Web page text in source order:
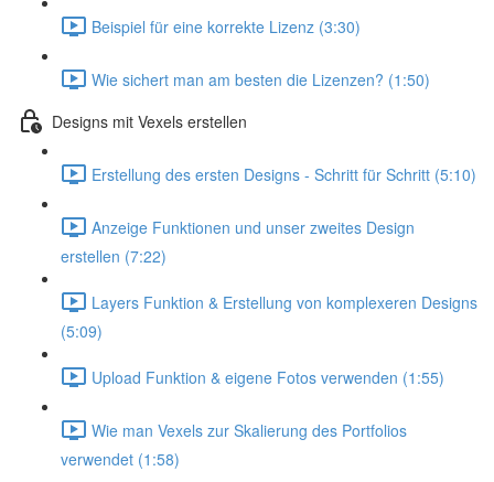
Beispiel für eine korrekte Lizenz (3:30)
Wie sichert man am besten die Lizenzen? (1:50)
Designs mit Vexels erstellen
Erstellung des ersten Designs - Schritt für Schritt (5:10)
Anzeige Funktionen und unser zweites Design
erstellen (7:22)
Layers Funktion & Erstellung von komplexeren Designs
(5:09)
Upload Funktion & eigene Fotos verwenden (1:55)
Wie man Vexels zur Skalierung des Portfolios
verwendet (1:58)